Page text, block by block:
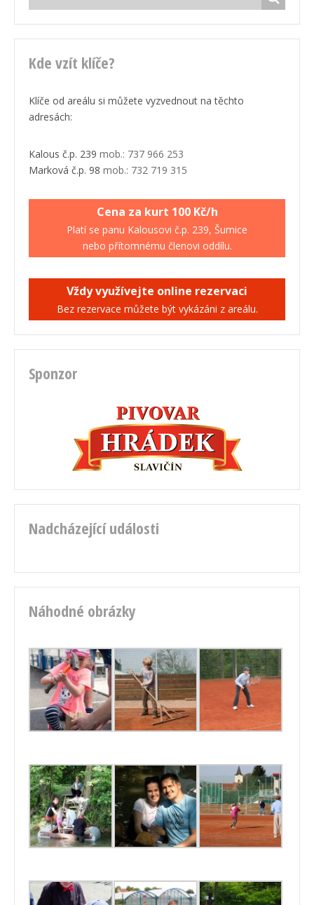
Kde vzít klíče?
Klíče od areálu si můžete vyzvednout na těchto
adresách:
Kalous č.p. 239 mob.: 737 966 253
Marková č.p. 98 mob.: 732 719 315
Cena za kurt 100 Kč/h
Platí se panu Kalousovi č.p. 239, Šumice
nebo přítomnému členovi oddílu.
Vždy využívejte online rezervaci
Bez rezervace můžete být vykázáni z areálu.
Sponzor
Nadcházející události
Náhodné obrázky